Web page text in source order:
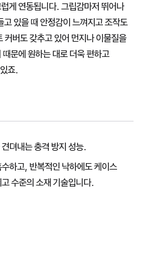
연동됩니다. 그립감마저 뛰어나
을 때 안정감이 느껴지고 조작도
커버도 갖추고 있어 먼지나 이물질을
문에 원하는 대로 더욱 편하고
죠.
뎌내는 충격 방지 성능.
고, 반복적인 낙하에도 케이스
수준의 소재 기술입니다.